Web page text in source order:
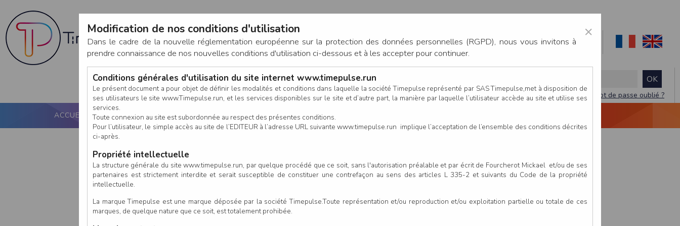
CONNEXION
Mot de passe oublié ?
ACCUEIL PUCE ACTIVE NOS SERVICES CALENDRIER RÉSULTATS
×
Modification de nos conditions d'utilisation
Dans le cadre de la nouvelle réglementation européenne sur la protection des données personnelles (RGPD), nous vous invitons à
prendre connaissance de nos nouvelles conditions d'utilisation ci-dessous et à les accepter pour continuer.
Conditions générales d'utilisation du site internet www.timepulse.run
Le présent document a pour objet de définir les modalités et conditions dans laquelle la société Timepulse représenté par SAS Timepulse,met à disposition de
ses utilisateurs le site www.Timepulse.run, et les services disponibles sur le site et d’autre part, la manière par laquelle l’utilisateur accède au site et utilise ses
services.
Toute connexion au site est subordonnée au respect des présentes conditions.
Pour l’utilisateur, le simple accès au site de l’EDITEUR à l’adresse URL suivante www.timepulse.run implique l’acceptation de l’ensemble des conditions décrites
ci-après.
Propriété intellectuelle
La structure générale du site www.timepulse.run, par quelque procédé que ce soit, sans l'autorisation préalable et par écrit de Fourcherot Mickael et/ou de ses
partenaires est strictement interdite et serait susceptible de constituer une contrefaçon au sens des articles L 335-2 et suivants du Code de la propriété
intellectuelle.
La marque Timepulse est une marque déposée par la société Timepulse.Toute représentation et/ou reproduction et/ou exploitation partielle ou totale de ces
marques, de quelque nature que ce soit, est totalement prohibée.